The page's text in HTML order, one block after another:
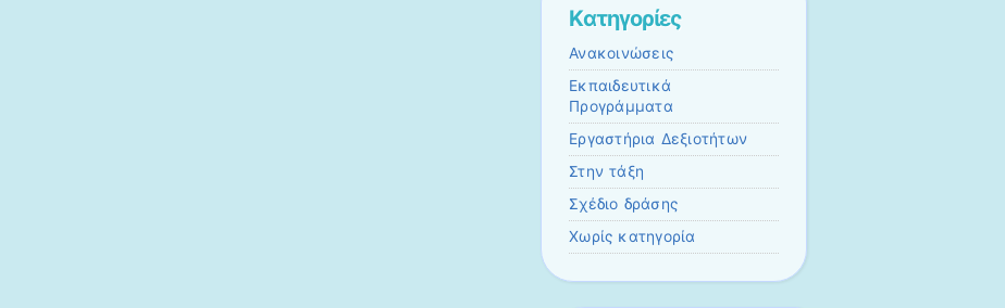
Kατηγορίες
Ανακοινώσεις
Εκπαιδευτικά
Προγράμματα
Εργαστήρια Δεξιοτήτων
Στην τάξη
Σχέδιο δράσης
Χωρίς κατηγορία